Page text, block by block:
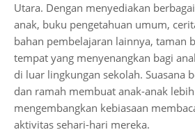
Utara. Dengan menyediakan
anak, buku pengetahuan umum,
bahan pembelajaran lainnya, taman
tempat yang menyenangkan bagi
di luar lingkungan sekolah. Suasana
dan ramah membuat anak-anak
mengembangkan kebiasaan
aktivitas sehari-hari mereka.